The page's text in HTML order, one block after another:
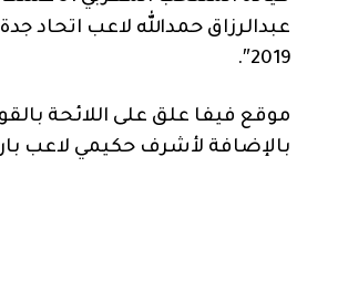
عبدالرزاق حمدالله لاعب اتحاد
2019″.
موقع فيفا علق على اللائحة
بالإضافة لأشرف حكيمي لاعب